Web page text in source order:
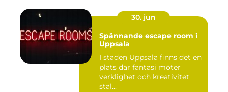
30. jun
Spännande escape room i
Uppsala
I staden Uppsala finns det en
plats där fantasi möter
verklighet och kreativitet
stäl...